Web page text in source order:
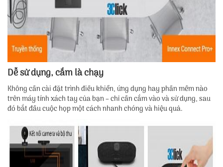
Dễ sử dụng, cắm là chạy
Không cần cài đặt trình điều khiển, ứng dụng hay phần mềm nào
trên máy tính xách tay của bạn – chỉ cần cắm vào và sử dụng, sau
đó bắt đầu cuộc họp một cách nhanh chóng và hiệu quả.